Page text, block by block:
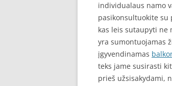
individualaus namo
pasikonsultuokite
kas leis sutaupyti ne
yra sumontuojamas
įgyvendinamas
teks jame susirasti
prieš užsisakydami,